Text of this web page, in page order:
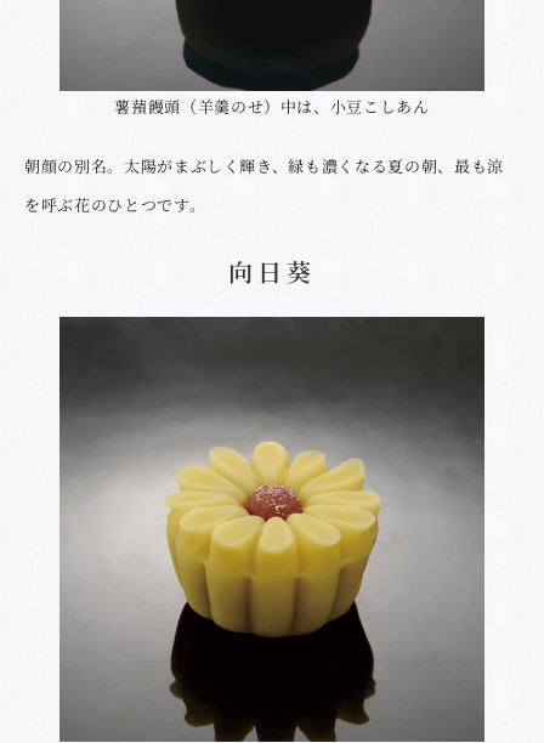
薯蕷饅頭（羊羹のせ）中は、小豆こしあん
朝顔の別名。太陽がまぶしく輝き、緑も濃くなる夏の朝、最も涼
を呼ぶ花のひとつです。
向日葵